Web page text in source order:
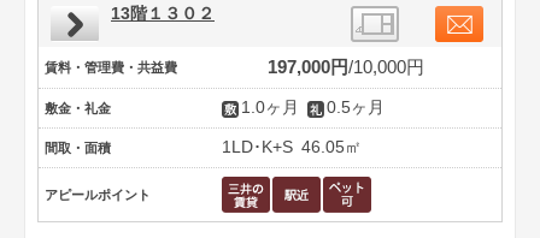
13階１３０２
賃料・管理費・共益費 197,000円 10,000円
敷金・礼金 1.0ヶ月 0.5ヶ月
間取・面積 1LD･K+S 46.05㎡
アピールポイント